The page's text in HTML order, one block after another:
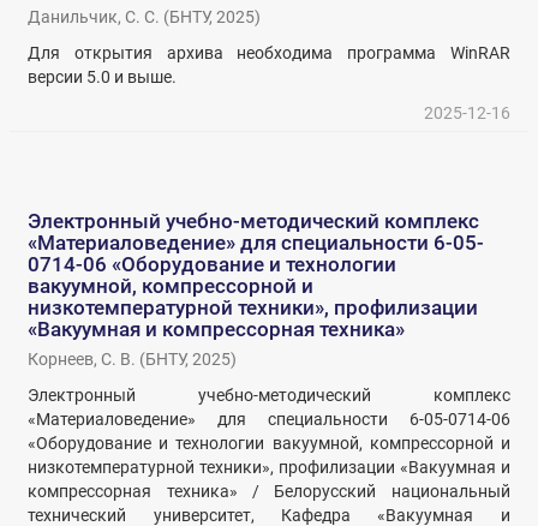
Данильчик, С. С. (БНТУ,2025)
Для открытия архива необходима программа WinRAR
версии 5.0 и выше.
2025-12-16
Электронный учебно-методический комплекс
«Материаловедение» для специальности 6-05-
0714-06 «Оборудование и технологии
вакуумной, компрессорной и
низкотемпературной техники», профилизации
«Вакуумная и компрессорная техника»
Корнеев, С. В. (БНТУ,2025)
Электронный учебно-методический комплекс
«Материаловедение» для специальности 6-05-0714-06
«Оборудование и технологии вакуумной, компрессорной и
низкотемпературной техники», профилизации «Вакуумная и
компрессорная техника» / Белорусский национальный
технический университет, Кафедра «Вакуумная и